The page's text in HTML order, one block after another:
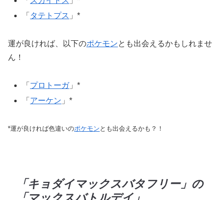
「 タテトプス 」*
運が良ければ、以下のポケモンとも出会えるかもしれませ
ん！
「 プロトーガ」*
「 アーケン 」*
*運が良ければ色違いのポケモン とも出会えるかも？！
「キョダイマックスバタフリー」の